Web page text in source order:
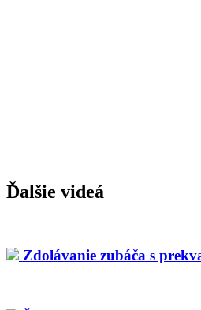
Ďalšie videá
Zdolávanie zubáča s